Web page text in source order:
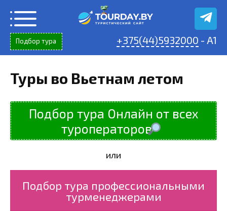
содержанию
Подбор тура +375(44)5932000 - A1
Туры во Вьетнам летом
Подбор тура Онлайн от всех
туроператоров
или
Подбор тура профессиональными
турменеджерами